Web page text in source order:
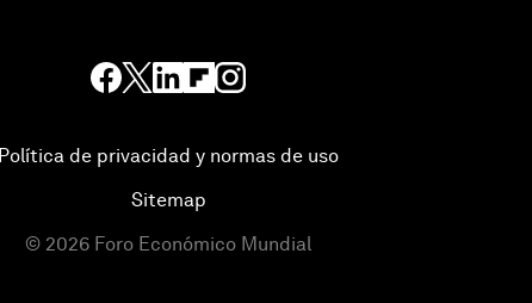
Política de privacidad y normas de uso
Sitemap
© 2026 Foro Económico Mundial